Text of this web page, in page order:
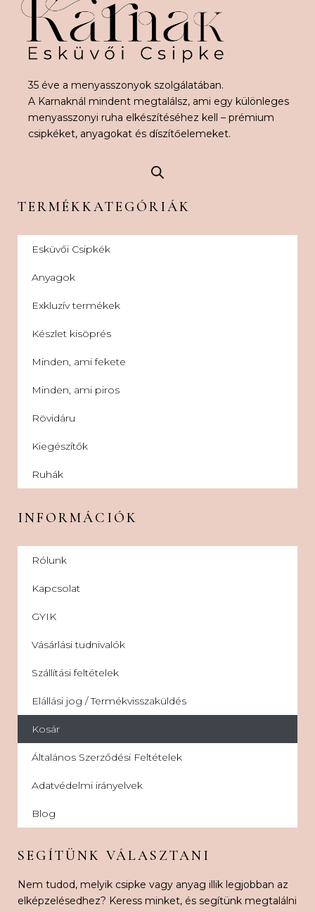
35 éve a menyasszonyok szolgálatában.
A Karnaknál mindent megtalálsz, ami egy különleges
menyasszonyi ruha elkészítéséhez kell – prémium
csipkéket, anyagokat és díszítőelemeket.
TERMÉKKATEGÓRIÁK
Esküvői Csipkék
Anyagok
Exkluzív termékek
Készlet kisöprés
Minden, ami fekete
Minden, ami piros
Rövidáru
Kiegészítők
Ruhák
INFORMÁCIÓK
Rólunk
Kapcsolat
GYIK
Vásárlási tudnivalók
Szállítási feltételek
Elállási jog / Termékvisszaküldés
Kosár
Általános Szerződési Feltételek
Adatvédelmi irányelvek
Blog
SEGÍTÜNK VÁLASZTANI
Nem tudod, melyik csipke vagy anyag illik legjobban az
elképzelésedhez? Keress minket, és segítünk megtalálni